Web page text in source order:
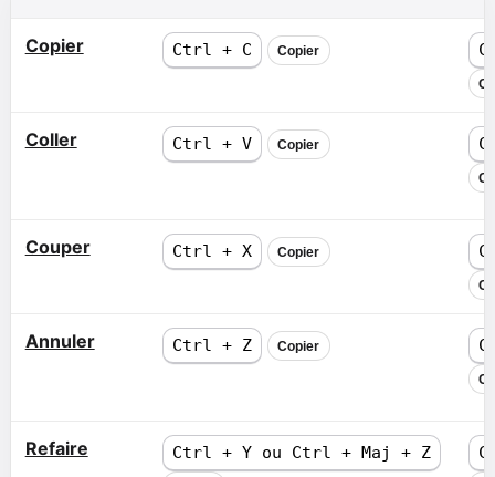
Copier Ctrl + C Copier
Coller Ctrl + V Copier
Couper Ctrl + X Copier
Annuler Ctrl + Z Copier
Refaire Ctrl + Y ou Ctrl + Maj + Z